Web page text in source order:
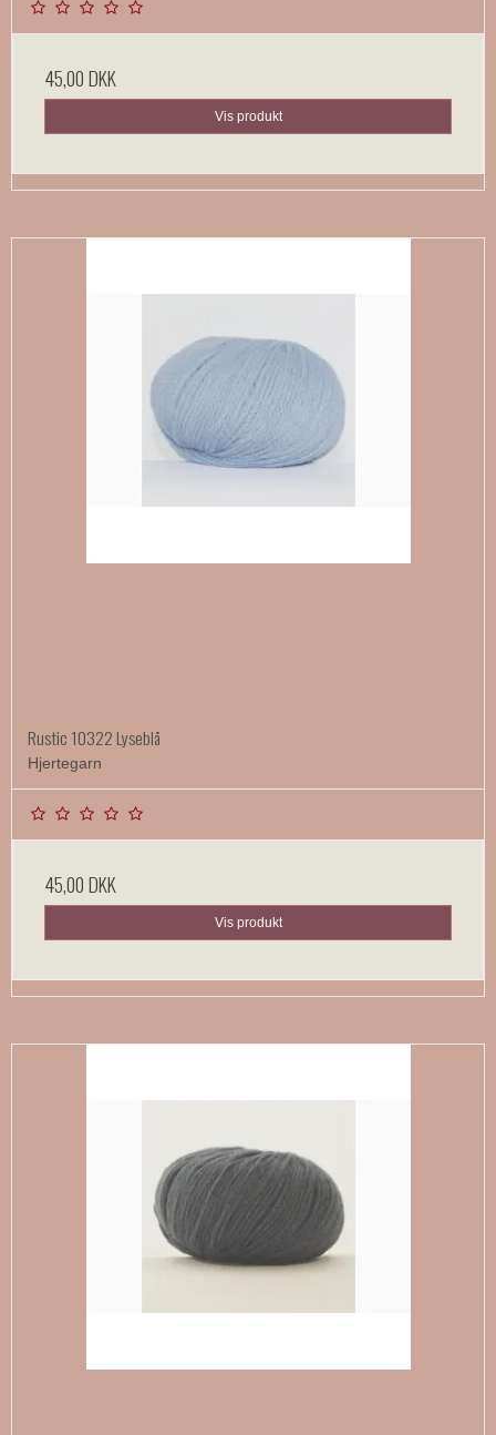
45,00 DKK
Vis produkt
Rustic 10322 Lyseblå
Hjertegarn
45,00 DKK
Vis produkt